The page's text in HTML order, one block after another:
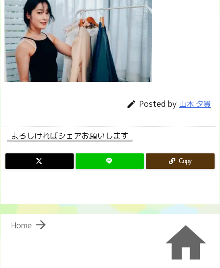
 Posted by 山本 夕貴
よろしければシェアお願いします
Copy


Home